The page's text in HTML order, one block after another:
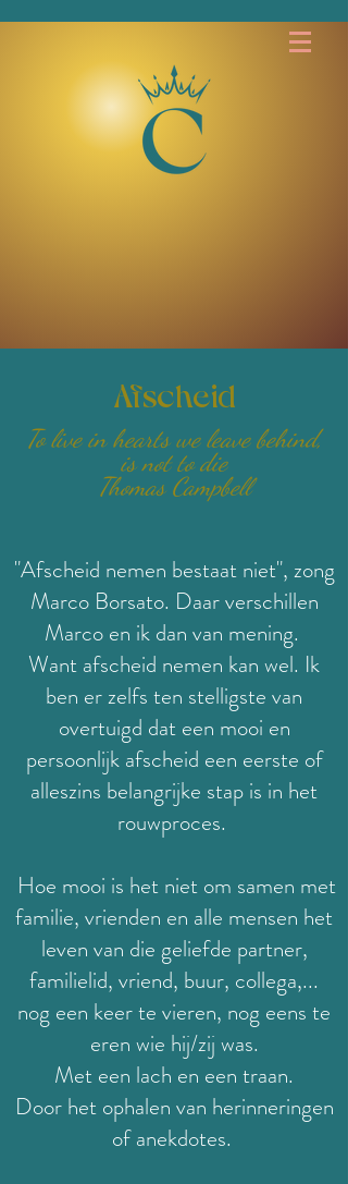
Afscheid
To live in hearts we leave behind,
is not to die
Thomas Campbell
"Afscheid nemen bestaat niet", zong
Marco Borsato. Daar verschillen
Marco en ik dan van mening.
Want afscheid nemen kan wel. Ik
ben er zelfs ten stelligste van
overtuigd dat een mooi en
persoonlijk afscheid een eerste of
alleszins belangrijke stap is in het
rouwproces.
Hoe mooi is het niet om samen met
familie, vrienden en alle mensen het
leven van die geliefde partner,
familielid, vriend, buur, collega,...
nog een keer te vieren, nog eens te
eren wie hij/zij was.
Met een lach en een traan.
Door het ophalen van herinneringen
of anekdotes.